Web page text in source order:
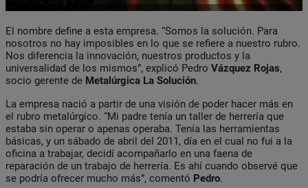
El nombre define a esta empresa. “Somos la solución. Para
nosotros no hay imposibles en lo que se refiere a nuestro rubro.
Nos diferencia la innovación, nuestros productos y la
universalidad de los mismos”, explicó Pedro Vázquez Rojas,
socio gerente de Metalúrgica La Solución.
La empresa nació a partir de una visión de poder hacer más en
el rubro metalúrgico. “Mi padre tenía un taller de herrería que
estaba sin operar o apenas operaba. Tenía las herramientas
básicas, y un sábado de abril del 2011, día en el cual no fui a la
oficina a trabajar, decidí acompañarlo en una faena de
reparación de un trabajo de herrería. Es ahí cuando observé que
se podría ofrecer mucho más”, comentó Pedro.